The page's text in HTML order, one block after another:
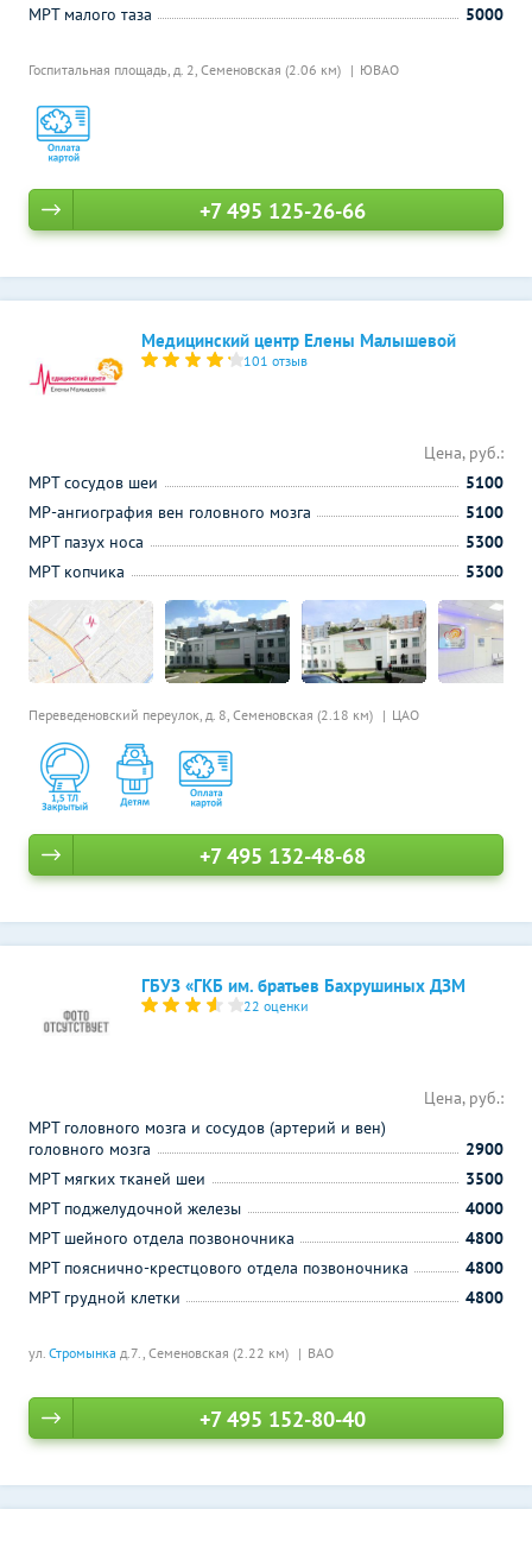
Госпитальная площадь, д. 2, Семеновская (2.06 км) ЮВАО
МРТ малого таза
5000
+7 495 125-26-66
Медицинский центр Елены Малышевой
101 отзыв
Переведеновский переулок, д. 8, Семеновская (2.18 км) ЦАО
Цена, руб.:
МРТ сосудов шеи
5100
МР-ангиография вен головного мозга
5100
МРТ пазух носа
5300
МРТ копчика
5300
+7 495 132-48-68
ГБУЗ «ГКБ им. братьев Бахрушиных ДЗМ
22 оценки
ул. Стромынка д.7., Семеновская (2.22 км) ВАО
Цена, руб.:
МРТ головного мозга и сосудов (артерий и вен)
головного мозга
2900
МРТ мягких тканей шеи
3500
МРТ поджелудочной железы
4000
МРТ шейного отдела позвоночника
4800
МРТ пояснично-крестцового отдела позвоночника
4800
МРТ грудной клетки
4800
+7 495 152-80-40